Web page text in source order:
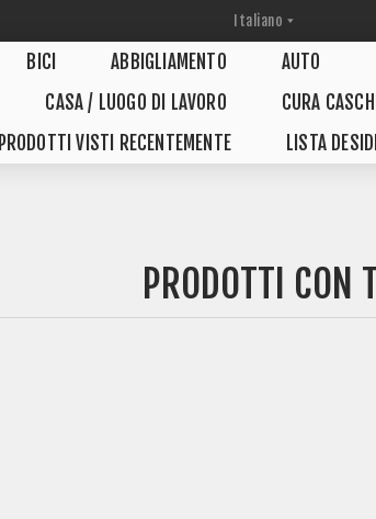
BICI ABBIGLIAMENTO AUTO
CASA / LUOGO DI LAVORO CURA CASCHI
PRODOTTI VISTI RECENTEMENTE
LISTA
PRODOTTI CON